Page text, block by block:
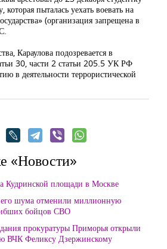
пыталась уехать воевать на
(организация запрещена в
Караулова подозревается в
30, части 2 статьи 205.5 УК РФ
в деятельности террористической
«Новости»
Кудринской площади в Москве
шума отменили миллионную
бойцов СВО
прокуратуры Приморья открыли
ВЧК Феликсу Дзержинскому